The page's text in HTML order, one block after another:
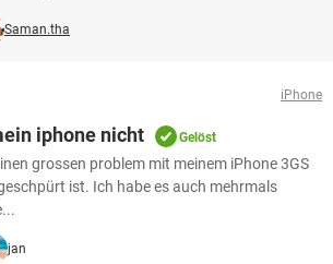
Saman.tha
iPhone
iphone nicht Gelöst
grossen problem mit meinem iPhone 3GS
ist. Ich habe es auch mehrmals
jan